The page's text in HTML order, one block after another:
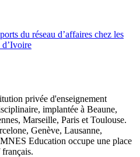
du réseau d’affaires chez les
d’Ivoire
privée d'enseignement
implantée à Beaune,
Marseille, Paris et Toulouse.
Genève, Lausanne,
Education occupe une place